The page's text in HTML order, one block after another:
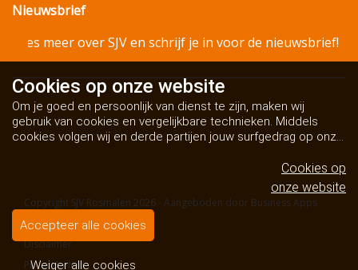
Nieuwsbrief
Lees meer over SJV en schrijf je in voor de nieuwsbrief!
Copyright SJV Rosmalen 2026 - Aangeboden door Business Apps
Algemene voorwaarden
Disclaimer
Privacybeleid
Cookies op onze website
Om je goed en persoonlijk van dienst te zijn, maken wij
gebruik van cookies en vergelijkbare technieken. Middels
cookies volgen wij en derde partijen jouw surfgedrag op onze
en dit maakt het voor jou mogelijk om informatie te delen via
Cookies op
onze website
Accepteer alle cookies
Weiger alle cookies